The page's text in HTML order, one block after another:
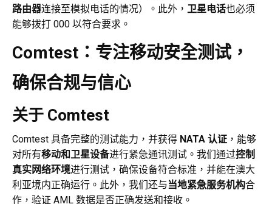
路由器连接至模拟电话的情况）。此外， 卫星电话也必须
能够拨打 000 以符合要求。
Comtest：专注移动安全测试，
确保合规与信心
关于 Comtest
Comtest 具备完整的测试能力，并获得 NATA 认证 ，能够
对所有移动和卫星设备进行紧急通讯测试。我们通过控制
真实网络环境进行测试，确保设备符合标准，并能在澳大
利亚境内正确运行。此外，我们还与当地紧急服务机构合
作，验证 AML 数据是否正确发送和接收。